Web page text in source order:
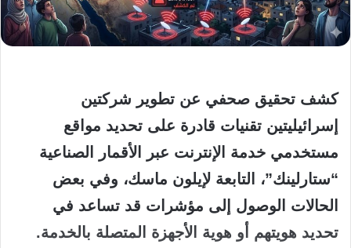
كشف تحقيق صحفي عن تطوير شركتين
إسرائيليتين تقنيات قادرة على تحديد مواقع
مستخدمي خدمة الإنترنت عبر الأقمار الصناعية
“ستارلينك”، التابعة لإيلون ماسك، وفي بعض
الحالات الوصول إلى مؤشرات قد تساعد في
تحديد هويتهم أو هوية الأجهزة المتصلة بالخدمة.